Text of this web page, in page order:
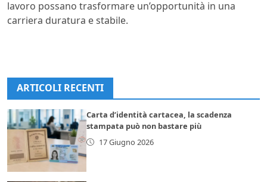
lavoro possano trasformare un’opportunità in una
carriera duratura e stabile.
ARTICOLI RECENTI
Carta d’identità cartacea, la scadenza
stampata può non bastare più
17 Giugno 2026